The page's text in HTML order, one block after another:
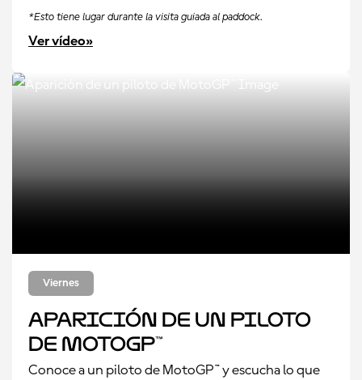
*Esto tiene lugar durante la visita guiada al paddock.
Ver vídeo»
Viernes
Aparición de un piloto
de MotoGP™
Conoce a un piloto de MotoGP™ y escucha lo que